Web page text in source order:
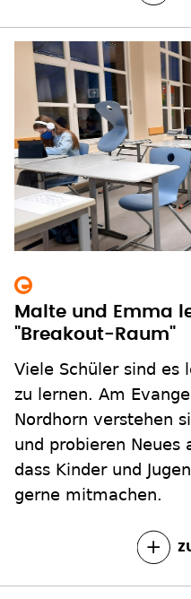
Malte und Emma
"Breakout-Raum"
Viele Schüler sind es
zu lernen. Am
Nordhorn verstehen
und probieren Neues
dass Kinder und
gerne mitmachen.